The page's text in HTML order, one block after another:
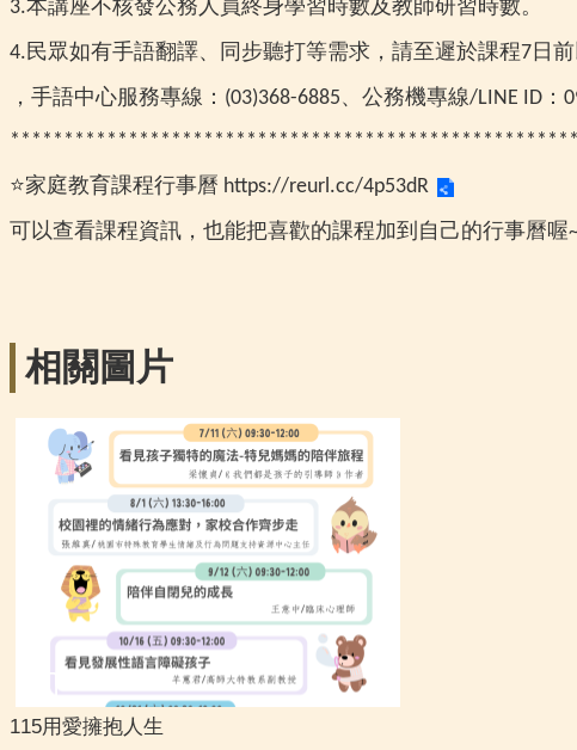
3.本講座不核發公務人員終身學習時數及教師研習時數。
4.民眾如有手語翻譯、同步聽打等需求，請至遲於課程7 日
，手語中心服務專線： (03)368-6885、公務機專線/LINE ID ：
⭐家庭教育課程行事曆 https://reurl.cc/4p53dR
可以查看課程資訊，也能把喜歡的課程加到自己的行事曆喔
相關圖片
115用愛擁抱人生